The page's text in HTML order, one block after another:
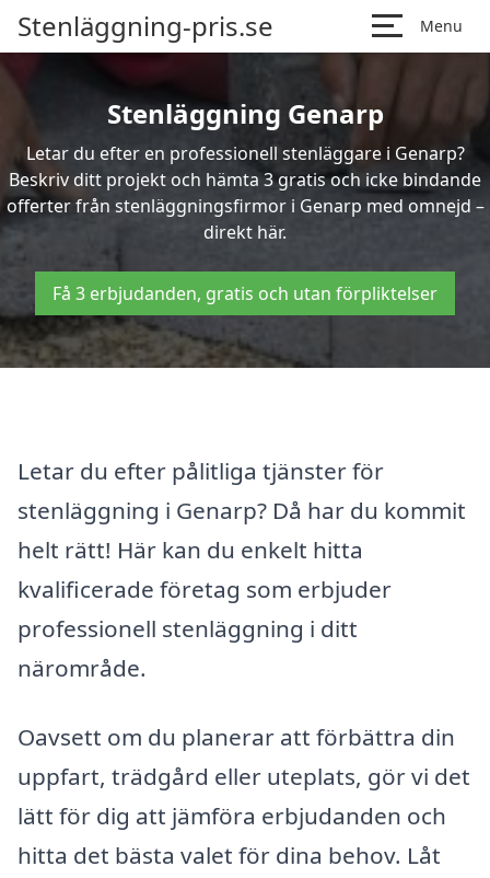
Stenläggning-pris.se Menu
Stenläggning Genarp
Letar du efter en professionell stenläggare i Genarp?
Beskriv ditt projekt och hämta 3 gratis och icke bindande
offerter från stenläggningsfirmor i Genarp med omnejd –
direkt här.
Få 3 erbjudanden, gratis och utan förpliktelser
Letar du efter pålitliga tjänster för
stenläggning i Genarp? Då har du kommit
helt rätt! Här kan du enkelt hitta
kvalificerade företag som erbjuder
professionell stenläggning i ditt
närområde.
Oavsett om du planerar att förbättra din
uppfart, trädgård eller uteplats, gör vi det
lätt för dig att jämföra erbjudanden och
hitta det bästa valet för dina behov. Låt